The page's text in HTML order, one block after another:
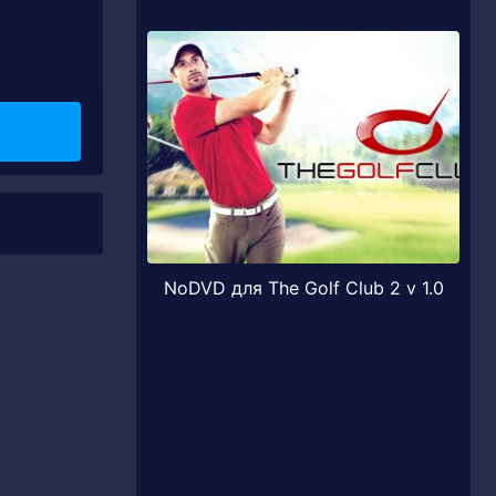
NoDVD для The Golf Club 2 v 1.0